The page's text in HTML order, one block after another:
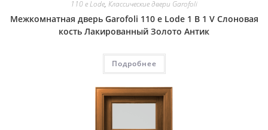
110 e Lode, Классические двери Garofoli
Межкомнатная дверь Garofoli 110 e Lode 1 B 1 V Слоновая
кость Лакированный Золото Антик
Подробнее